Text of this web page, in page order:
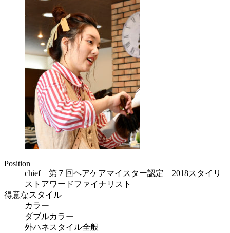
Position
chief 第７回ヘアケアマイスター認定 2018スタイリ
ストアワードファイナリスト
得意なスタイル
カラー
ダブルカラー
外ハネスタイル全般